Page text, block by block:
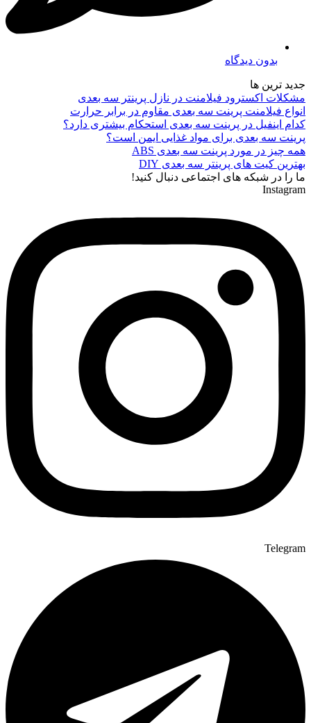
بدون دیدگاه
جدید ترین ها
مشکلات اکسترود فیلامنت در نازل پرینتر سه بعدی
انواع فیلامنت پرینت سه بعدی مقاوم در برابر حرارت
کدام اینفیل در پرینت سه بعدی استحکام بیشتری دارد؟
پرینت سه بعدی برای مواد غذایی ایمن است؟
همه چیز در مورد پرینت سه بعدی ABS
بهترین کیت های پرینتر سه بعدی DIY
ما را در شبکه های اجتماعی دنبال کنید!
Instagram
Telegram